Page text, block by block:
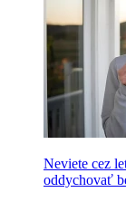
Neviete cez
oddychovať